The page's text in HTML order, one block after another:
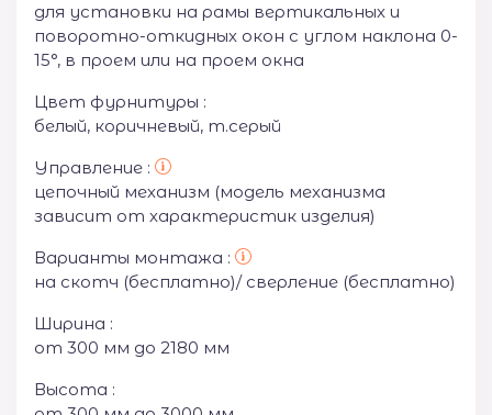
для установки на рамы вертикальных и
поворотно-откидных окон с углом наклона 0-
15°, в проем или на проем окна
Цвет фурнитуры :
белый, коричневый, т.серый
Управление :
цепочный механизм (модель механизма
зависит от характеристик изделия)
Варианты монтажа :
на скотч (бесплатно)/ сверление (бесплатно)
Ширина :
от 300 мм до 2180 мм
Высота :